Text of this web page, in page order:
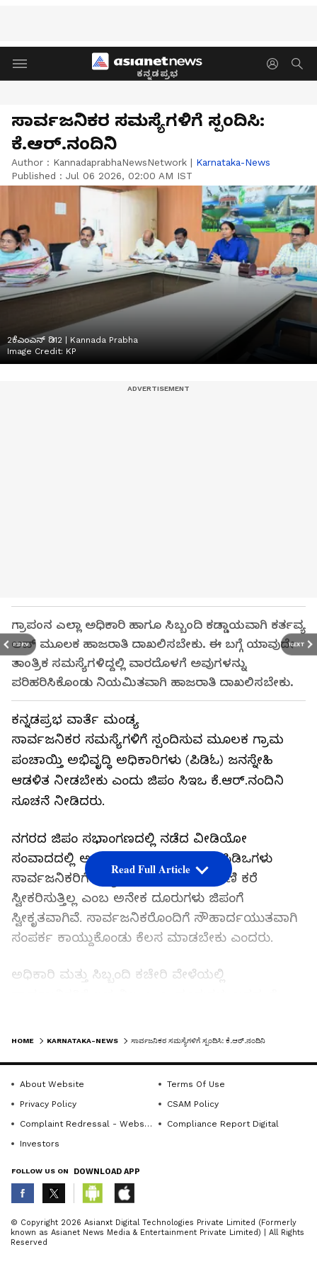
ಕನ್ನಡಪ್ರಭ
PREV NEXT
ಸಾರ್ವಜನಿಕರ ಸಮಸ್ಯೆಗಳಿಗೆ ಸ್ಪಂದಿಸಿ:
ಕೆ.ಆರ್.ನಂದಿನಿ
Author : KannadaprabhaNewsNetwork | Karnataka-News
Published : Jul 06 2026, 02:00 AM IST
2ಕೆಎಂಎನ್ ಡಿ12 | Kannada Prabha
Image Credit: KP
ಗ್ರಾಪಂನ ಎಲ್ಲಾ ಅಧಿಕಾರಿ ಹಾಗೂ ಸಿಬ್ಬಂದಿ ಕಡ್ಡಾಯವಾಗಿ ಕರ್ತವ್ಯ
ಆಪ್ ಮೂಲಕ ಹಾಜರಾತಿ ದಾಖಲಿಸಬೇಕು. ಈ ಬಗ್ಗೆ ಯಾವುದೇ
ತಾಂತ್ರಿಕ ಸಮಸ್ಯೆಗಳಿದ್ದಲ್ಲಿ ವಾರದೊಳಗೆ ಅವುಗಳನ್ನು
ಪರಿಹರಿಸಿಕೊಂಡು ನಿಯಮಿತವಾಗಿ ಹಾಜರಾತಿ ದಾಖಲಿಸಬೇಕು.
ಕನ್ನಡಪ್ರಭ ವಾರ್ತೆ ಮಂಡ್ಯ
ಸಾರ್ವಜನಿಕರ ಸಮಸ್ಯೆಗಳಿಗೆ ಸ್ಪಂದಿಸುವ ಮೂಲಕ ಗ್ರಾಮ
ಪಂಚಾಯ್ತಿ ಅಭಿವೃದ್ಧಿ ಅಧಿಕಾರಿಗಳು (ಪಿಡಿಓ) ಜನಸ್ನೇಹಿ
ಆಡಳಿತ ನೀಡಬೇಕು ಎಂದು ಜಿಪಂ ಸಿಇಒ ಕೆ.ಆರ್.ನಂದಿನಿ
ಸೂಚನೆ ನೀಡಿದರು.
ನಗರದ ಜಿಪಂ ಸಭಾಂಗಣದಲ್ಲಿ ನಡೆದ ವೀಡಿಯೋ
ಸಂವಾದದಲ್ಲಿ ಅಧ್ಯಕ್ಷತೆ ವಹಿಸಿ ಮಾತನಾಡಿ, ಪಿಡಿಒಗಳು
ಸಾರ್ವಜನಿಕರಿಗೆ ಲಭ್ಯವಿಲ್ಲ ಹಾಗೂ ದೂರವಾಣಿ ಕರೆ
ಸ್ವೀಕರಿಸುತ್ತಿಲ್ಲ ಎಂಬ ಅನೇಕ ದೂರುಗಳು ಜಿಪಂಗೆ
ಸ್ವೀಕೃತವಾಗಿವೆ. ಸಾರ್ವಜನಿಕರೊಂದಿಗೆ ಸೌಹಾರ್ದಯುತವಾಗಿ
ಸಂಪರ್ಕ ಕಾಯ್ದುಕೊಂಡು ಕೆಲಸ ಮಾಡಬೇಕು ಎಂದರು.
ಅಧಿಕಾರಿ ಮತ್ತು ಸಿಬ್ಬಂದಿ ಕಚೇರಿ ವೇಳೆಯಲ್ಲಿ
ಗ್ರಾಪಂನಲ್ಲಿ ಲಭ್ಯವಿರುವ ದಿನಗಳ ಬಗ್ಗೆ ಮಾಹಿತಿಯನ್ನು
ಲಭ್ಯವಿರುವುದಾಗಿ ತಿಳಿಸಿ ಜನರಿಗೆ ತೊಂದರೆಯಾಗದ
ರೀತಿಯಲ್ಲಿ ಕರ್ತವ್ಯ ನಿರ್ವಹಿಸುವಂತೆ ತಾಕೀತು ಮಾಡಿದರು.
ಯಾವುದೇ ತಾಂತ್ರಿಕ ಸಮಸ್ಯೆಗಳಿದ್ದಲ್ಲಿ ವಾರದೊಳಗೆ
ಅವುಗಳನ್ನು ಪರಿಹರಿಸಿಕೊಂಡು ನಿಯಮಿತವಾಗಿ ಹಾಜರಾತಿ
Read Full Article
ABOUT THE AUTHOR
K KannadaprabhaNewsNetwork
HOME KARNATAKA-NEWS ಸಾರ್ವಜನಿಕರ ಸಮಸ್ಯೆಗಳಿಗೆ ಸ್ಪಂದಿಸಿ: ಕೆ.ಆರ್.ನಂದಿನಿ
About Website
Terms Of Use
Privacy Policy
CSAM Policy
Complaint Redressal - Website
Compliance Report Digital
Investors
FOLLOW US ON DOWNLOAD APP
© Copyright 2026 Asianxt Digital Technologies Private Limited (Formerly
known as Asianet News Media & Entertainment Private Limited) | All Rights
Reserved